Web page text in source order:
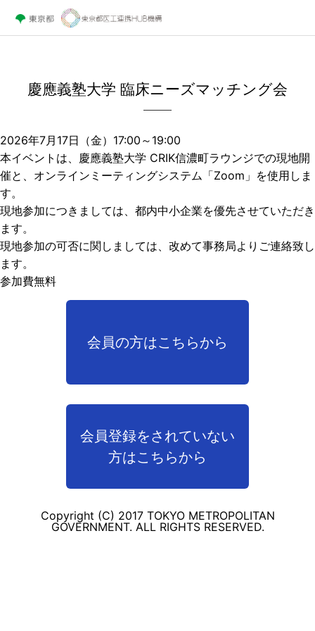
慶應義塾大学 臨床ニーズマッチング会
2026年7月17日（金）17:00～19:00
本イベントは、慶應義塾大学 CRIK信濃町ラウンジでの現地開
催と、オンラインミーティングシステム「Zoom」を使用しま
す。
現地参加につきましては、都内中小企業を優先させていただき
ます。
現地参加の可否に関しましては、改めて事務局よりご連絡致し
ます。
参加費無料
会員の方はこちらから
会員登録をされていない
方はこちらから
Copyright (C) 2017 TOKYO METROPOLITAN
GOVERNMENT. ALL RIGHTS RESERVED.